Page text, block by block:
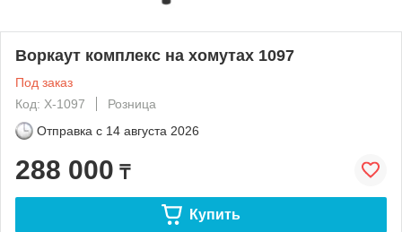
Воркаут комплекс на хомутах 1097
Под заказ
Код: Х-1097
Розница
Отправка с 14 августа 2026
288 000 ₸
Купить